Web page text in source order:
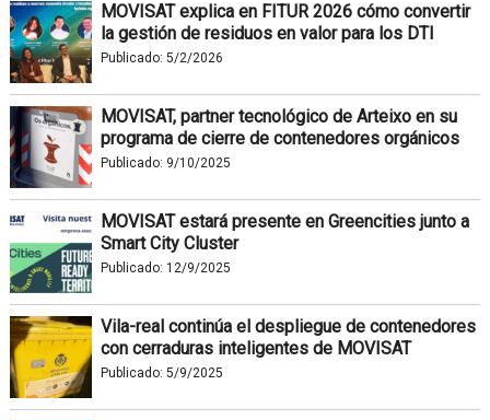
MOVISAT explica en FITUR 2026 cómo convertir
la gestión de residuos en valor para los DTI
Publicado: 5/2/2026
MOVISAT, partner tecnológico de Arteixo en su
programa de cierre de contenedores orgánicos
Publicado: 9/10/2025
MOVISAT estará presente en Greencities junto a
Smart City Cluster
Publicado: 12/9/2025
Vila-real continúa el despliegue de contenedores
con cerraduras inteligentes de MOVISAT
Publicado: 5/9/2025